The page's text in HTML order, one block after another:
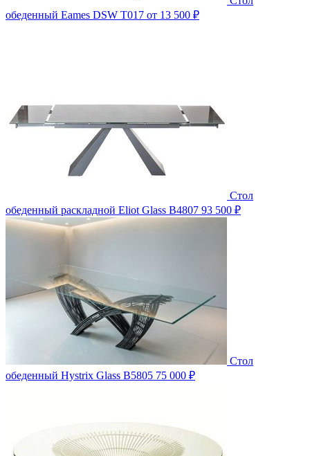
обеденный Eames DSW T017 от 13 500 ₽
Стол
обеденный раскладной Eliot Glass B4807 93 500 ₽
Стол
обеденный Hystrix Glass B5805 75 000 ₽